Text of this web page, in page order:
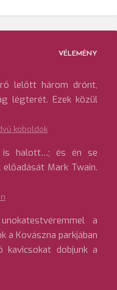
VÉLEMÉNY
lelőtt három drónt,
légterét. Ezek közül
koboldok
is halott…; és én se
Mark Twain.
a
a Kovászna parkjában
kavicsokat dobjunk a